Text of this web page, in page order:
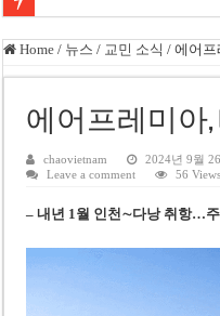
쩐 타인 먼 베트남 국회의장 “외
싱가포르 하오마트, 마지막 프리
베트남 은행 분기 순이익 1조 동
팜 녓 브엉 빈그룹 회장 딸, 그룹
케펠, 투티엠 엠파이어시티 지분
Home / 뉴스 / 교민 소식 / 에어프
에어프레미아
chaovietnam 2024년 9월
Leave a comment
56 Views
– 내년 1월 인천∼다낭 취항…